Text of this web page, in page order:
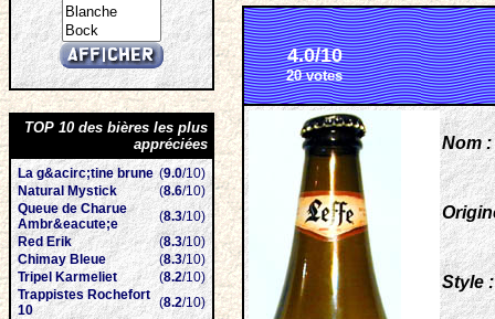
TOP 10 des bières les plus
appréciées
La g&acirc;tine brune (9.0/10)
Natural Mystick
(8.6/10)
Queue de Charue
Ambr&eacute;e
(8.3/10)
Red Erik
(8.3/10)
Chimay Bleue
(8.3/10)
Tripel Karmeliet
(8.2/10)
Trappistes Rochefort
10
(8.2/10)
4.0/10
20 votes
Nom :
Style :